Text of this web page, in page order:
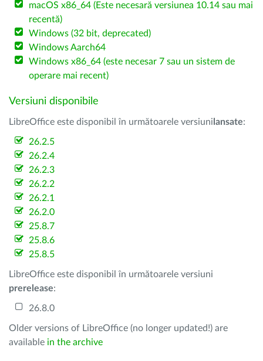
macOS x86_64 (Este necesară versiunea 10.14 sau mai
recentă)
Windows (32 bit, deprecated)
Windows Aarch64
Windows x86_64 (este necesar 7 sau un sistem de
operare mai recent)
Versiuni disponibile
LibreOffice este disponibil în următoarele versiuni lansate:
26.2.5
26.2.4
26.2.3
26.2.2
26.2.1
26.2.0
25.8.7
25.8.6
25.8.5
LibreOffice este disponibil în următoarele versiuni
prerelease:
26.8.0
Older versions of LibreOffice (no longer updated!) are
available in the archive